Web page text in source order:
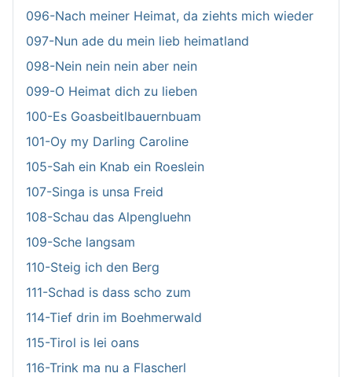
096-Nach meiner Heimat, da ziehts mich wieder
097-Nun ade du mein lieb heimatland
098-Nein nein nein aber nein
099-O Heimat dich zu lieben
100-Es Goasbeitlbauernbuam
101-Oy my Darling Caroline
105-Sah ein Knab ein Roeslein
107-Singa is unsa Freid
108-Schau das Alpengluehn
109-Sche langsam
110-Steig ich den Berg
111-Schad is dass scho zum
114-Tief drin im Boehmerwald
115-Tirol is lei oans
116-Trink ma nu a Flascherl